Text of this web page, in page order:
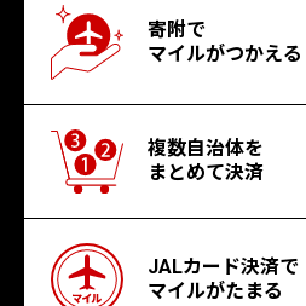
寄附で
マイルがつかえる
複数自治体を
まとめて決済
JALカード決済で
マイルがたまる